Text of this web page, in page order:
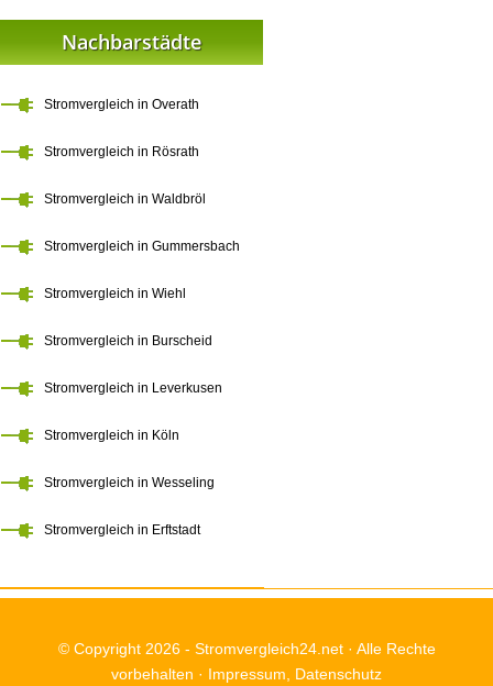
Nachbarstädte
Stromvergleich in Overath
Stromvergleich in Rösrath
Stromvergleich in Waldbröl
Stromvergleich in Gummersbach
Stromvergleich in Wiehl
Stromvergleich in Burscheid
Stromvergleich in Leverkusen
Stromvergleich in Köln
Stromvergleich in Wesseling
Stromvergleich in Erftstadt
© Copyright 2026 - Stromvergleich24.net· Alle Rechte
vorbehalten · Impressum Datenschutz